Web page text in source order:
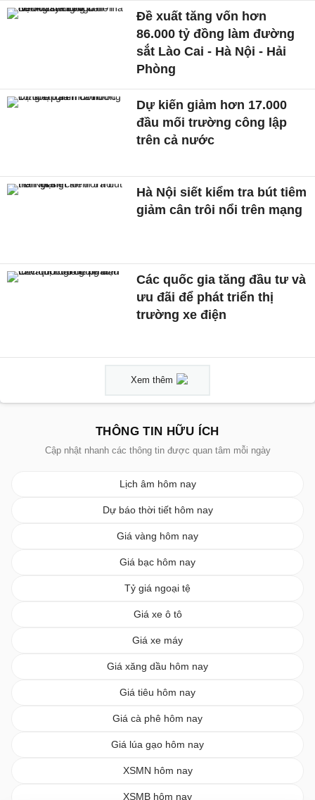
Đề xuất tăng vốn hơn
86.000 tỷ đồng làm đường
sắt Lào Cai - Hà Nội - Hải
Phòng
Dự kiến giảm hơn 17.000
đầu mối trường công lập
trên cả nước
Hà Nội siết kiểm tra bút tiêm
giảm cân trôi nổi trên mạng
Các quốc gia tăng đầu tư và
ưu đãi để phát triển thị
trường xe điện
Xem thêm
THÔNG TIN HỮU ÍCH
Cập nhật nhanh các thông tin được quan tâm mỗi ngày
Lịch âm hôm nay
Dự báo thời tiết hôm nay
Giá vàng hôm nay
Giá bạc hôm nay
Tỷ giá ngoại tệ
Giá xe ô tô
Giá xe máy
Giá xăng dầu hôm nay
Giá tiêu hôm nay
Giá cà phê hôm nay
Giá lúa gạo hôm nay
XSMN hôm nay
XSMB hôm nay